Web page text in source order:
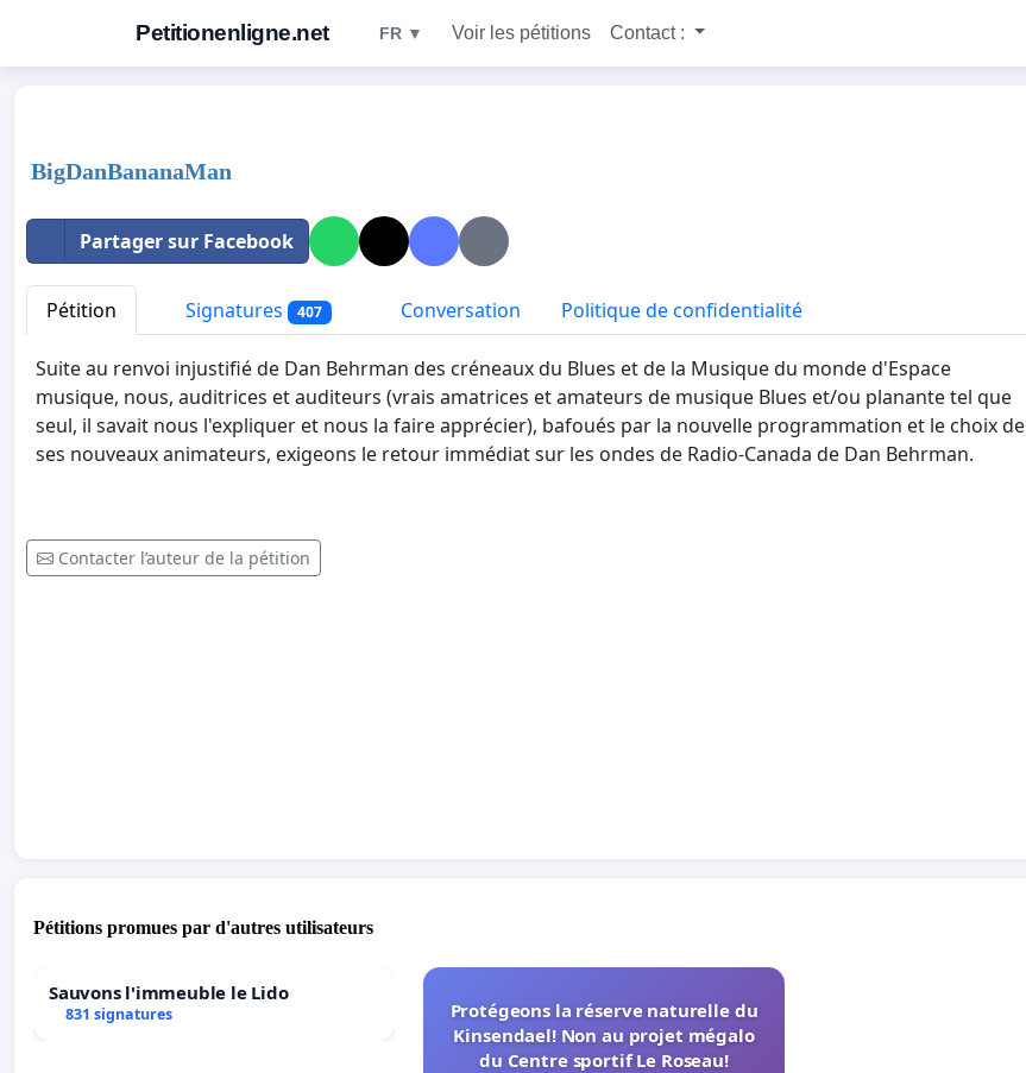
Petitionenligne.net FR ▼ Voir les pétitions Contact :
BigDanBananaMan
Partager sur Facebook
Pétition Signatures 407 Conversation Politique de confidentialité
Suite au renvoi injustifié de Dan Behrman des créneaux du Blues et de la Musique du monde d'Espace
musique, nous, auditrices et auditeurs (vrais amatrices et amateurs de musique Blues et/ou planante tel que
seul, il savait nous l'expliquer et nous la faire apprécier), bafoués par la nouvelle programmation et le choix de
ses nouveaux animateurs, exigeons le retour immédiat sur les ondes de Radio-Canada de Dan Behrman.
Contacter l’auteur de la pétition
Pétitions promues par d'autres utilisateurs
Sauvons l'immeuble le Lido
831 signatures
Protégeons la réserve naturelle du
Kinsendael! Non au projet mégalo
du Centre sportif Le Roseau!